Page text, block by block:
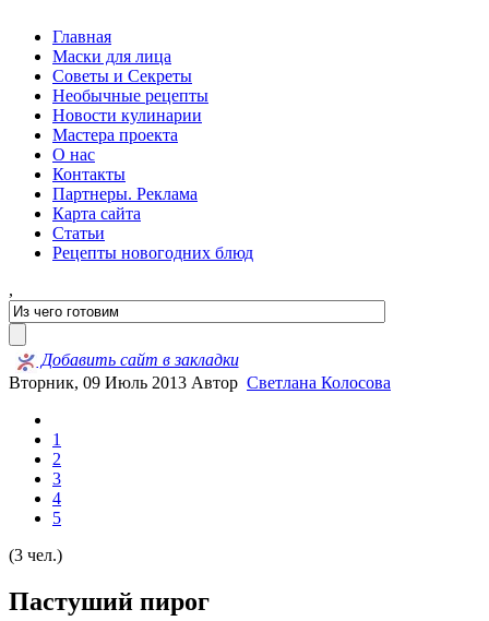
Главная
Маски для лица
Советы и Секреты
Необычные рецепты
Новости кулинарии
Мастера проекта
О нас
Контакты
Партнеры. Реклама
Карта сайта
Статьи
Рецепты новогодних блюд
,
Добавить сайт в закладки
Вторник, 09 Июль 2013 Автор Светлана Колосова
1
2
3
4
5
(3 чел.)
Пастуший пирог